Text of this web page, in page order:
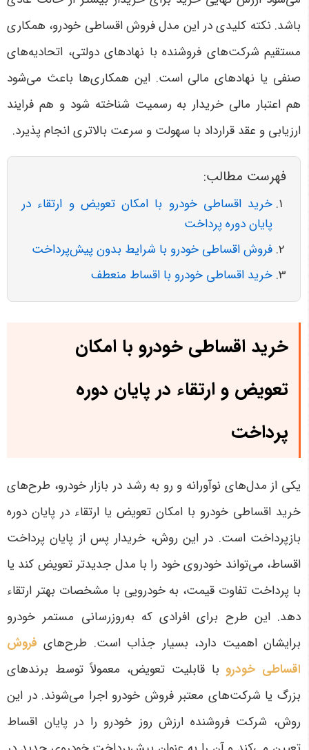
باشد. نکته کلیدی در این مدل فروش اقساطی خودرو، همکاری
مستقیم شرکت‌های فروشنده با نهادهای دولتی، اتحادیه‌های
صنفی یا نهادهای مالی است. این همکاری‌ها باعث می‌شود
هم اعتبار مالی خریدار به رسمیت شناخته شود و هم فرایند
ارزیابی و عقد قرارداد با سهولت و سرعت بالاتری انجام پذیرد.
فهرست مطالب:
خرید اقساطی خودرو با امکان تعویض و ارتقاء در
پایان دوره پرداخت
فروش اقساطی خودرو با شرایط بدون پیش‌پرداخت
خرید اقساطی خودرو با اقساط منعطف
خرید اقساطی خودرو با امکان
تعویض و ارتقاء در پایان دوره
پرداخت
یکی از مدل‌های نوآورانه و رو به رشد در بازار خودرو، طرح‌های
خرید اقساطی خودرو با امکان تعویض یا ارتقاء در پایان دوره
بازپرداخت است. در این روش، خریدار پس از پایان پرداخت
اقساط، می‌تواند خودروی خود را با مدل جدیدتر تعویض کند یا
با پرداخت تفاوت قیمت، به خودرویی با مشخصات بهتر ارتقاء
دهد. این طرح برای افرادی که به‌روزرسانی مستمر خودرو
برایشان اهمیت دارد، بسیار جذاب است. طرح‌های فروش
اقساطی خودرو با قابلیت تعویض، معمولاً توسط برندهای
بزرگ یا شرکت‌های معتبر فروش خودرو اجرا می‌شوند. در این
روش، شرکت فروشنده ارزش روز خودرو را در پایان اقساط